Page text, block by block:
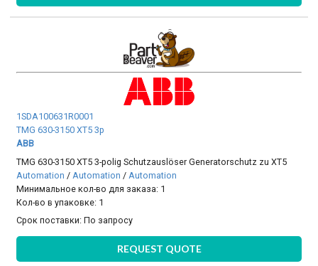
1SDA100631R0001
TMG 630-3150 XT5 3p
ABB
TMG 630-3150 XT5 3-polig Schutzauslöser Generatorschutz zu XT5
Automation / Automation / Automation
Минимальное кол-во для заказа: 1
Кол-во в упаковке: 1
Срок поставки:По запросу
REQUEST QUOTE